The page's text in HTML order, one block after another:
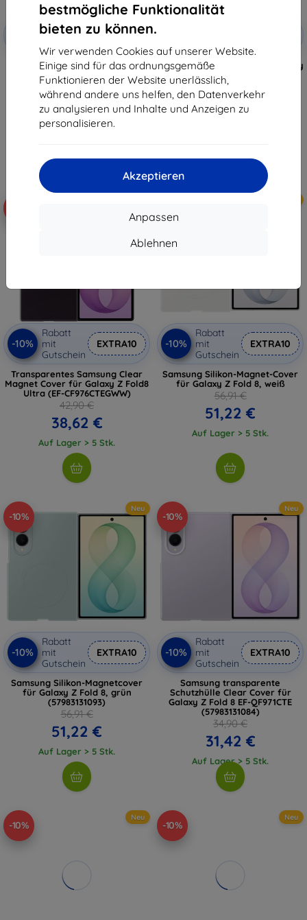
bestmögliche Funktionalität
bieten zu können.
Wir verwenden Cookies auf unserer Website.
Einige sind für das ordnungsgemäße
Funktionieren der Website unerlässlich,
während andere uns helfen, den Datenverkehr
zu analysieren und Inhalte und Anzeigen zu
personalisieren.
Akzeptieren
Anpassen
Ablehnen
Rabatt
mit
Gutschein
EXTRA10
Magnetische Silikonhülle von
Samsung für Galaxy Z Fold8,
schwarz (EF-EF971CBEGWW)
56,91 €
51,22 €
Gutschein
Samsung Flipsuit Hülle für Galaxy
Z Flip8, schwarz (EF-
FF776CBEGWW)
38,90 €
35,01 €
-10%
Rabatt
mit
Gutschein
EXTRA10
Transparentes Samsung Clear
Magnet Cover für Galaxy Z Fold8
Ultra (EF-CF976CTEGWW)
42,90 €
38,62 €
Auf Lager > 5 Stk.
-10%
Rabatt
mit
Gutschein
EXTRA10
Samsung Silikon-Magnet-Cover
für Galaxy Z Fold 8, weiß
56,91 €
51,22 €
Auf Lager > 5 Stk.
-10%
Neu
-10%
Rabatt
mit
Gutschein
EXTRA10
Samsung Silikon-Magnetcover
für Galaxy Z Fold 8, grün
(57983131093)
56,91 €
51,22 €
Auf Lager > 5 Stk.
-10%
Neu
-10%
Rabatt
mit
Gutschein
EXTRA10
Samsung transparente
Schutzhülle Clear Cover für
Galaxy Z Fold 8 EF-QF971CTE
(57983131084)
34,90 €
31,42 €
Auf Lager > 5 Stk.
-10%
Neu
-10%
Neu